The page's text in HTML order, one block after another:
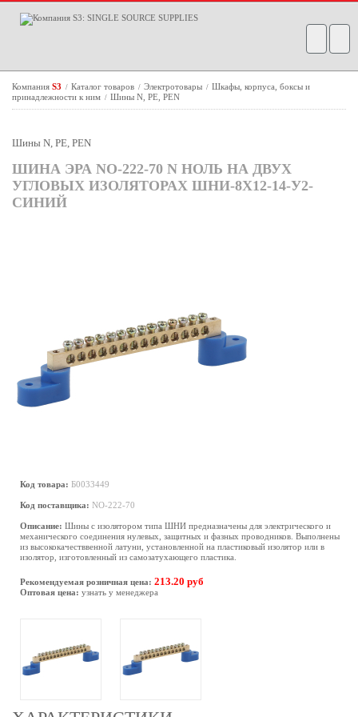
Компания S3 / Каталог товаров / Электротовары / Шкафы, корпуса, боксы и
принадлежности к ним / Шины N, PE, PEN
Шины N, PE, PEN
ШИНА ЭРА NO-222-70 N НОЛЬ НА ДВУХ
УГЛОВЫХ ИЗОЛЯТОРАХ ШНИ-8Х12-14-У2-
СИНИЙ
Код товара: Б0033449
Код поставщика: NO-222-70
Описание: Шины с изолятором типа ШНИ предназначены для электрического и
механического соединения нулевых, защитных и фазных проводников. Выполнены
из высококачестввенной латуни, установленной на пластиковый изолятор или в
изолятор, изготовленный из самозатухающего пластика.
Рекомендуемая розничная цена: 213.20 руб
Оптовая цена: узнать у менеджера